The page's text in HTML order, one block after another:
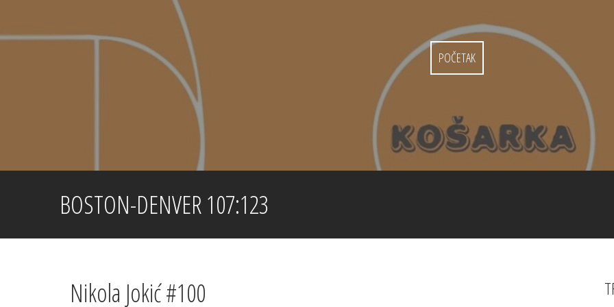
content
POČETAK
BOSTON-DENVER 107:123
Nikola Jokić #100